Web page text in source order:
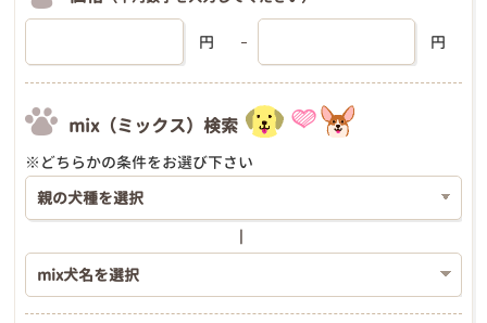
円 円
mix（ミックス）検索
※どちらかの条件をお選び下さい